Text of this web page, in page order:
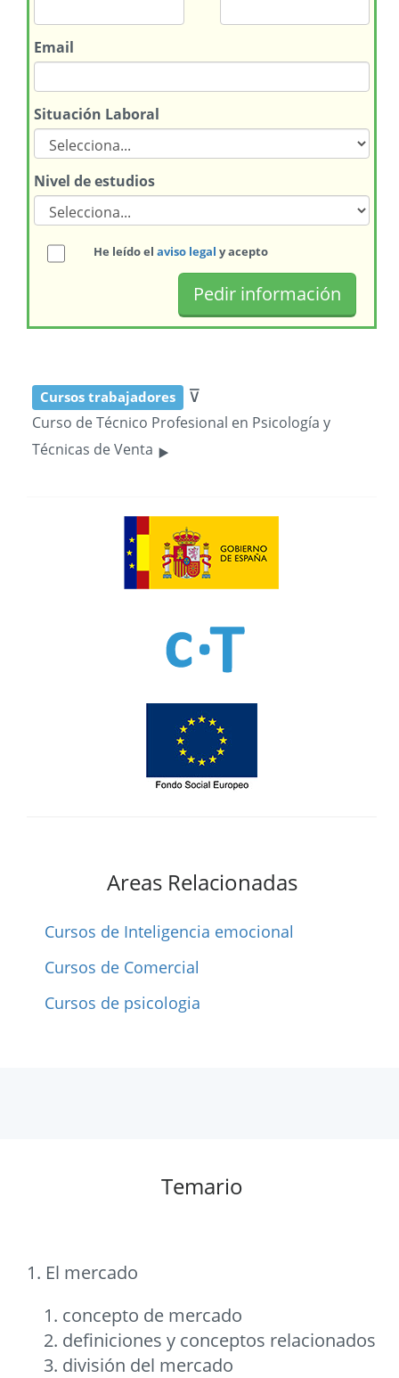
Email
Situación Laboral
Nivel de estudios
He leído el aviso legal y acepto
Cursos trabajadores ⊽
Curso de Técnico Profesional en Psicología y
Técnicas de Venta ‣
Areas Relacionadas
Cursos de Inteligencia emocional
Cursos de Comercial
Cursos de psicologia
Temario
1. El mercado
concepto de mercado
definiciones y conceptos relacionados
división del mercado